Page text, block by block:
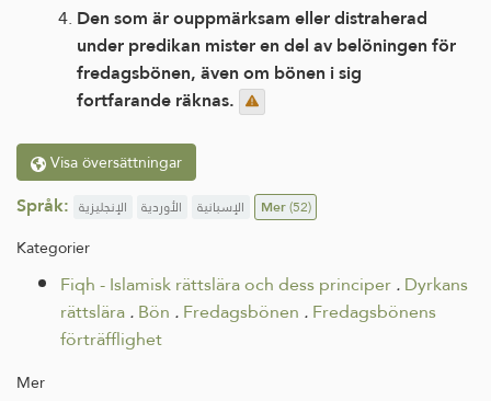
Den som är ouppmärksam eller distraherad
under predikan mister en del av belöningen för
fredagsbönen, även om bönen i sig
fortfarande räknas.
Visa översättningar
Språk: الإنجليزية الأوردية الإسبانية Mer(52)
Kategorier
Fiqh - Islamisk rättslära och dess principer.Dyrkans
rättslära.Bön .Fredagsbönen .Fredagsbönens
förträfflighet
Mer